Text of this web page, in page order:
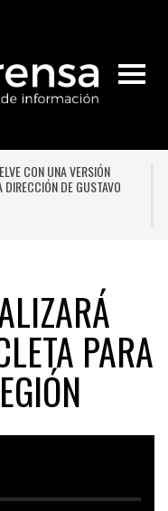
A AUDAX
EL SEGUNDO LUGAR
PARA